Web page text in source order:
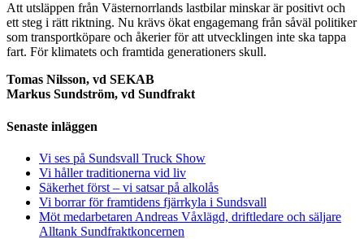
Att utsläppen från Västernorrlands lastbilar minskar är positivt och
ett steg i rätt riktning. Nu krävs ökat engagemang från såväl politiker
som transportköpare och åkerier för att utvecklingen inte ska tappa
fart. För klimatets och framtida generationers skull.
Tomas Nilsson, vd SEKAB
Markus Sundström, vd Sundfrakt
Senaste inläggen
Vi ses på Sundsvall Truck Show
Vi håller traditionerna vid liv
Säkerhet först – vi satsar på alkolås
Vi borrar för framtidens fjärrkyla i Sundsvall
Möt medarbetaren Andreas Våxlägd, driftledare och säljare
Alltank Sundfraktkoncernen